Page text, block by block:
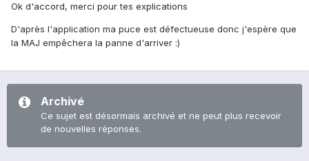
Ok d'accord, merci pour tes explications
D'après l'application ma puce est défectueuse donc j'espère que
la MAJ empêchera la panne d'arriver :)
Archivé
Ce sujet est désormais archivé et ne peut plus recevoir
de nouvelles réponses.